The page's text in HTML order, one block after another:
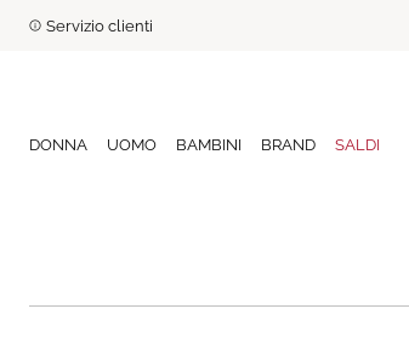
Servizio clienti
DONNA UOMO BAMBINI BRAND SALDI